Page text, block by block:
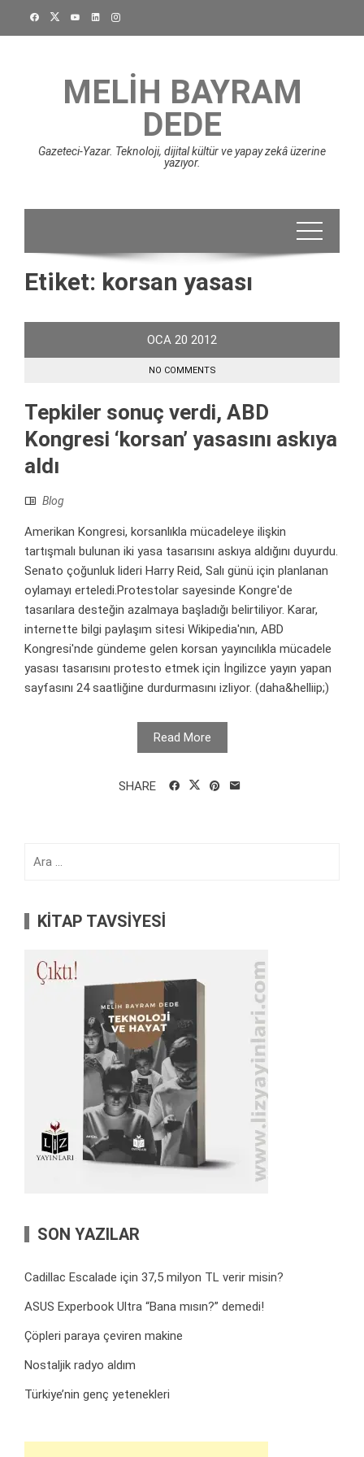
MELIH BAYRAM
DEDE
Gazeteci-Yazar. Teknoloji, dijital kültür ve yapay zekâ üzerine
yazıyor.
Etiket: korsan yasası
OCA 20 2012
NO COMMENTS
Tepkiler sonuç verdi, ABD
Kongresi ‘korsan’ yasasını askıya
aldı
Blog
Amerikan Kongresi, korsanlıkla mücadeleye ilişkin
tartışmalı bulunan iki yasa tasarısını askıya aldığını duyurdu.
Senato çoğunluk lideri Harry Reid, Salı günü için planlanan
oylamayı erteledi.Protestolar sayesinde Kongre'de
tasarılara desteğin azalmaya başladığı belirtiliyor. Karar,
internette bilgi paylaşım sitesi Wikipedia'nın, ABD
Kongresi'nde gündeme gelen korsan yayıncılıkla mücadele
yasası tasarısını protesto etmek için İngilizce yayın yapan
sayfasını 24 saatliğine durdurmasını izliyor. (daha&helliip;)
Read More
SHARE
KİTAP TAVSİYESİ
SON YAZILAR
Cadillac Escalade için 37,5 milyon TL verir misin?
ASUS Experbook Ultra “Bana mısın?” demedi!
Çöpleri paraya çeviren makine
Nostaljik radyo aldım
Türkiye’nin genç yetenekleri